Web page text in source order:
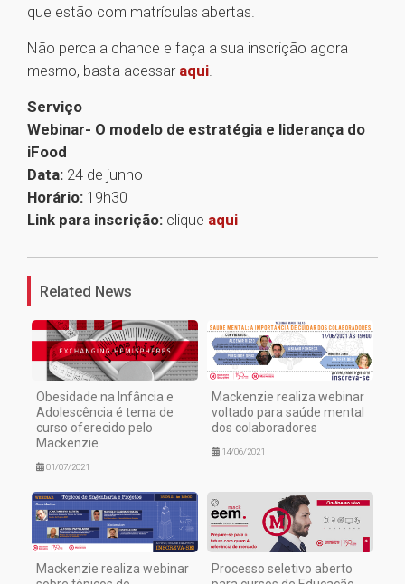
que estão com matrículas abertas.
Não perca a chance e faça a sua inscrição agora
mesmo, basta acessar aqui.
Serviço
Webinar- O modelo de estratégia e liderança do
iFood
Data: 24 de junho
Horário: 19h30
Link para inscrição: clique aqui
1
Related News
Obesidade na Infância e
Adolescência é tema de
curso oferecido pelo
Mackenzie
01/07/2021
Mackenzie realiza webinar
voltado para saúde mental
dos colaboradores
14/06/2021
Mackenzie realiza webinar
Processo seletivo aberto